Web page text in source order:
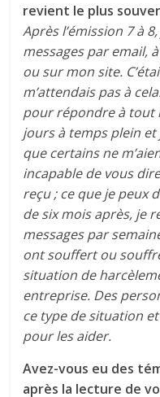
revient le plus
Après l’émission 7 à
messages par email,
ou sur mon site.
m’attendais pas à
pour répondre à tout
jours à temps plein
que certains ne
incapable de vous
reçu ; ce que je peux
de six mois après, je
messages par
ont souffert ou
situation de
entreprise. Des
ce type de situation
pour les aider.
Avez-vous eu des
après la lecture de